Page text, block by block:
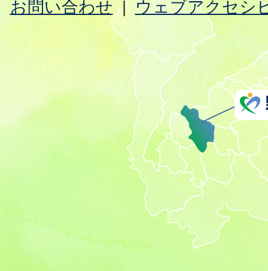
お問い合わせ ウェブアクセシ